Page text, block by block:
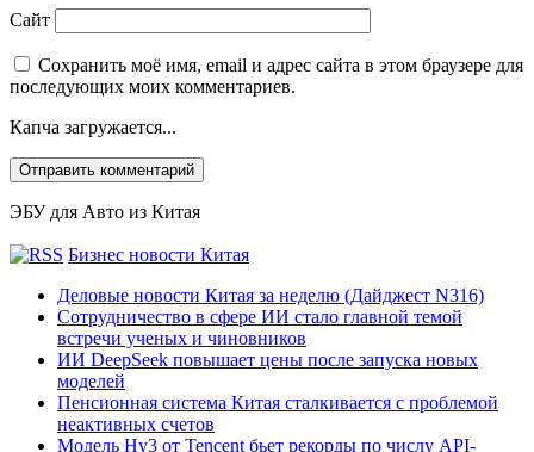
Сайт
Сохранить моё имя, email и адрес сайта в этом браузере для
последующих моих комментариев.
Капча загружается...
ЭБУ для Авто из Китая
Бизнес новости Китая
Деловые новости Китая за неделю (Дайджест N316)
Сотрудничество в сфере ИИ стало главной темой
встречи ученых и чиновников
ИИ DeepSeek повышает цены после запуска новых
моделей
Пенсионная система Китая сталкивается с проблемой
неактивных счетов
Модель Hy3 от Tencent бьет рекорды по числу API-